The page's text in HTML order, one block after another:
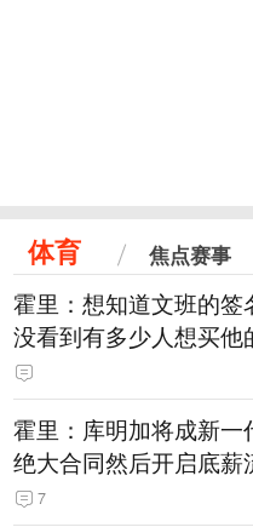
体育 焦点赛事
霍里：想知道文班的签
没看到有多少人想买他
霍里：库明加将成新一
绝大合同然后开启底薪
7